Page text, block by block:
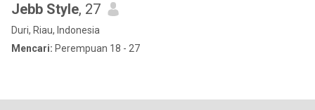
Jebb Style, 27
Duri, Riau, Indonesia
Mencari: Perempuan 18 - 27